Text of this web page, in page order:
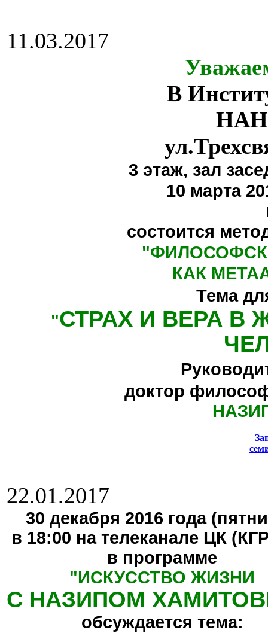
11.03.2017
В
НАН
3 этаж, зал
10 марта
состоится
"
КАК
Тема
"СТРАХ И ВЕРА В
доктор
22.01.2017
30 декабря 2016 года
в 18:00 на телеканале ЦК
в программе
"ИСКУССТВО ЖИЗНИ
С НАЗИПОМ
обсуждается тема: